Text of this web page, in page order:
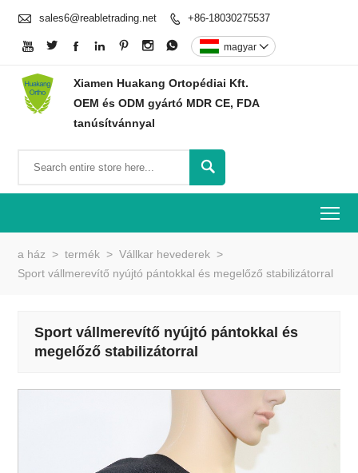
 sales6@reabletrading.net  +86-18030275537
       magyar 
Xiamen Huakang Ortopédiai Kft.
OEM és ODM gyártó MDR CE, FDA
tanúsítvánnyal

a ház > termék > Vállkar hevederek >
Sport vállmerevítő nyújtó pántokkal és megelőző stabilizátorral
Sport vállmerevítő nyújtó pántokkal és
megelőző stabilizátorral